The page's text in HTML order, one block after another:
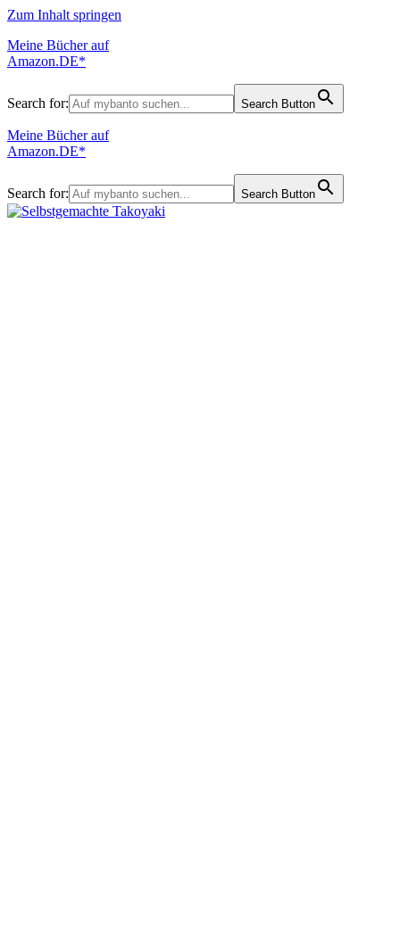
Zum Inhalt springen
Meine Bücher auf
Amazon.DE*
Search for: Search Button
Meine Bücher auf
Amazon.DE*
Search for: Search Button